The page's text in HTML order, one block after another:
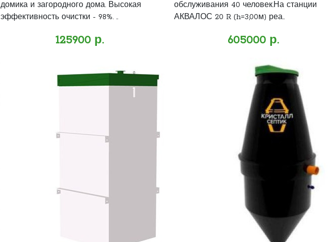
домика и загородного дома. Высокая
эффективность очистки - 98%. ..
125900 р.
обслуживания 40 человек.На станции
АКВАЛОС 20 R (h=3,00м) реа..
605000 р.